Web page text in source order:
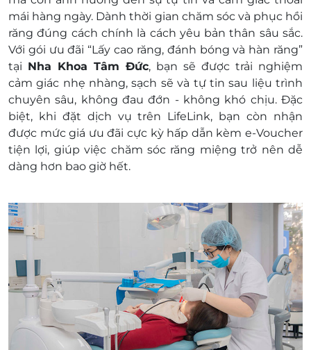
e-Voucher/e-Coupon không có giá trị quy đổi
thành tiền mặt, không trả lại tiền thừa
Không áp dụng đồng thời với chương trình
khuyến mại khác
Giá chưa bao gồm VAT, khách hàng muốn lấy
hóa đơn vui lòng liên hệ nhà cung cấp
mái hàng ngày. Dành thời gian chăm sóc và phục hồi
răng đúng cách chính là cách yêu bản thân sâu sắc.
Với gói ưu đãi “Lấy cao răng, đánh bóng và hàn răng”
tại Nha Khoa Tâm Đức, bạn sẽ được trải nghiệm
cảm giác nhẹ nhàng, sạch sẽ và tự tin sau liệu trình
chuyên sâu, không đau đớn - không khó chịu. Đặc
biệt, khi đặt dịch vụ trên LifeLink, bạn còn nhận
được mức giá ưu đãi cực kỳ hấp dẫn kèm e-Voucher
tiện lợi, giúp việc chăm sóc răng miệng trở nên dễ
dàng hơn bao giờ hết.